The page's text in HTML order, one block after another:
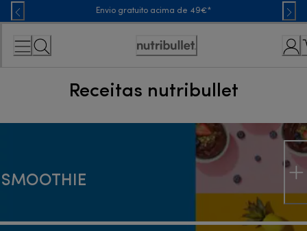
Skip
to
Content
Envio gratuito acima de 49€*
Accessibility
Receitas e ideias para comer
Receitas nutribullet
SMOOTHIE